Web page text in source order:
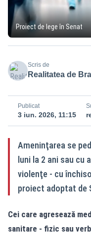
Proiect de lege în Senat
Scris de
Realitatea de
Publicat
3 iun. 2026, 11:15
Ameninţarea se
luni la 2 ani sau cu
violenţe - cu
proiect adoptat de
Cei care agresează
sanitare - fizic sau